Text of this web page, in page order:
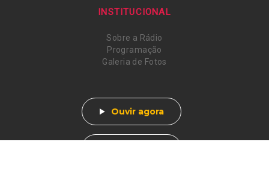
INSTITUCIONAL
Sobre a Rádio
Programação
Galeria de Fotos
Ouvir agora